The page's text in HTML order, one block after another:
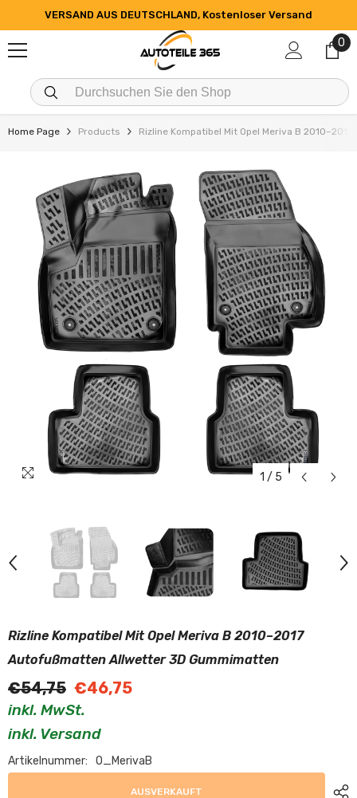
VERSAND AUS DEUTSCHLAND, Kostenloser Versand
0
0
Home Page Products Rizline Kompatibel Mit Opel Meriva B
1 / 5
Rizline Kompatibel Mit Opel Meriva B 2010–2017
Autofußmatten Allwetter 3D Gummimatten
€54,75 €46,75
inkl. MwSt.
inkl. Versand
Artikelnummer: O_MerivaB
AUSVERKAUFT